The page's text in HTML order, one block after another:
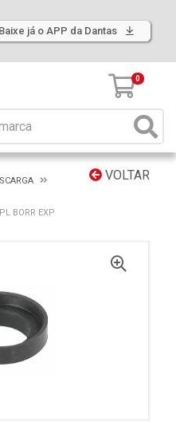
Baixe já o APP da Dantas
0
VOLTAR
BORR EXP